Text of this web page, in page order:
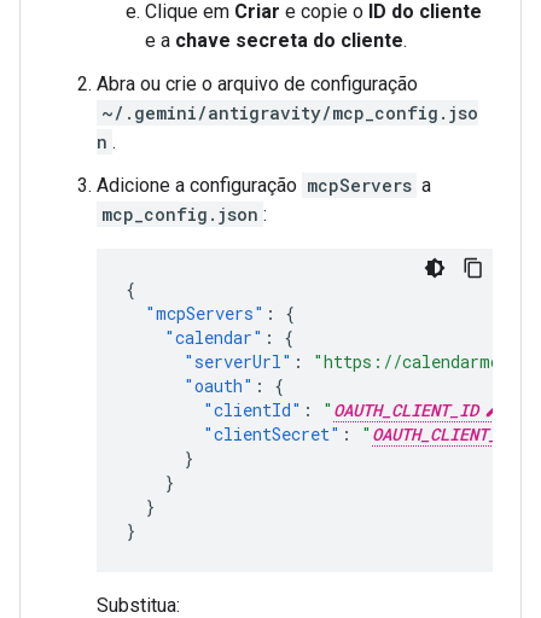
Clique em Criar e copie o ID do cliente
e a chave secreta do cliente.
Abra ou crie o arquivo de configuração
~/.gemini/antigravity/mcp_config.jso
n .
Adicione a configuração mcpServers a
mcp_config.json :
{
"mcpServers" :
{
"calendar" :
{
"serverUrl" :
"https://
"oauth" :
{
"clientId" : " OAUTH_CLIENT_ID
"clientSecret" : "
}
}
}
}
Substitua: